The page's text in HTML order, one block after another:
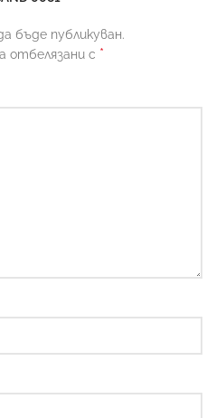
бъде публикуван.
отбелязани с *